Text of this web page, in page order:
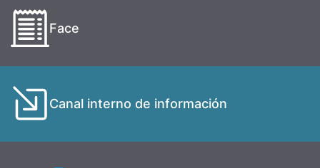
Face
Canal interno de información